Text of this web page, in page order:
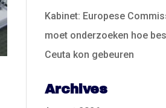
Kabinet: Europese
moet onderzoeken hoe
Ceuta kon gebeuren
Archives